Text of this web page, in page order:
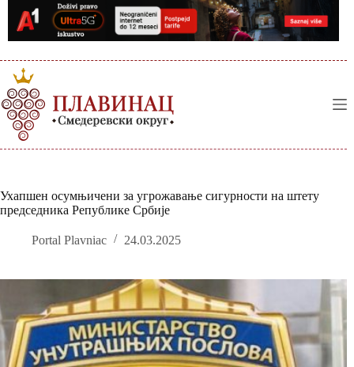
content
Ухапшен осумњичени за угрожавање сигурности на штету
председника Републике Србије
Portal Plavniac 24.03.2025